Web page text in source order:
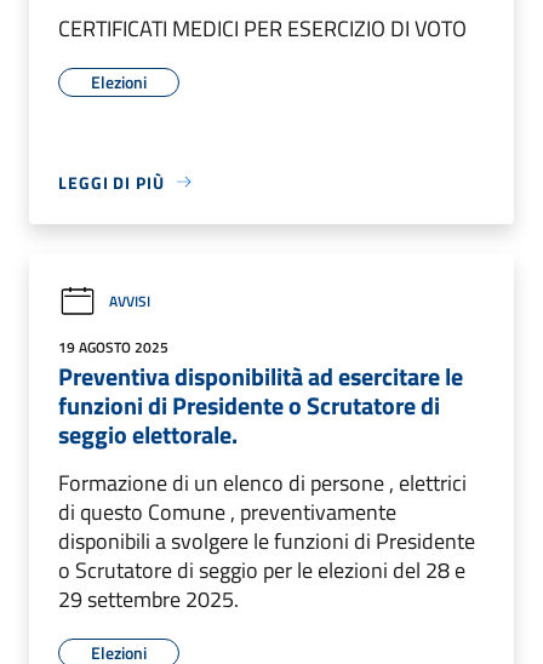
CERTIFICATI MEDICI PER ESERCIZIO DI VOTO
Elezioni
LEGGI DI PIÙ
AVVISI
19 AGOSTO 2025
Preventiva disponibilità ad esercitare le
funzioni di Presidente o Scrutatore di
seggio elettorale.
Formazione di un elenco di persone , elettrici
di questo Comune , preventivamente
disponibili a svolgere le funzioni di Presidente
o Scrutatore di seggio per le elezioni del 28 e
29 settembre 2025.
Elezioni